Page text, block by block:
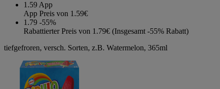
1.59 App
App Preis von 1.59€
1.79 -55%
Rabattierter Preis von 1.79€ (Insgesamt -55% Rabatt)
tiefgefroren, versch. Sorten, z.B. Watermelon, 365ml